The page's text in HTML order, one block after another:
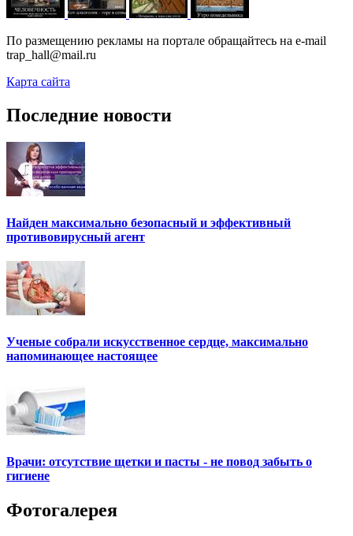
По размещению рекламы на портале обращайтесь на e-mail
trap_hall@mail.ru
Карта сайта
Последние новости
Найден максимально безопасный и эффективный
противовирусный агент
Ученые собрали искусственное сердце, максимально
напоминающее настоящее
Врачи: отсутствие щетки и пасты - не повод забыть о
гигиене
Фотогалерея